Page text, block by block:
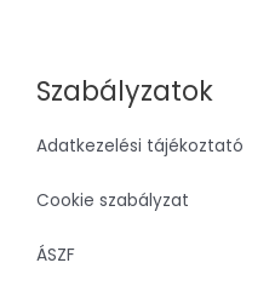
Szabályzatok
Adatkezelési tájékoztató
Cookie szabályzat
ÁSZF